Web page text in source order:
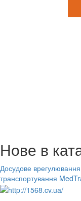
Нове в
Досудове врегулювання
транспортування